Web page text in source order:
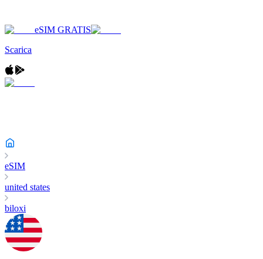
eSIM GRATIS
Scarica
eSIM
united states
biloxi